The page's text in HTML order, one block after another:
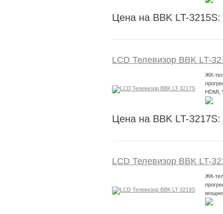
Цена на BBK LT-3215S:
LCD Телевизор BBK LT-
ЖК-
HDMI,
Цена на BBK LT-3217S:
LCD Телевизор BBK LT-
ЖК-